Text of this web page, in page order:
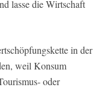
lasse die Wirtschaft
in der
weil Konsum
oder